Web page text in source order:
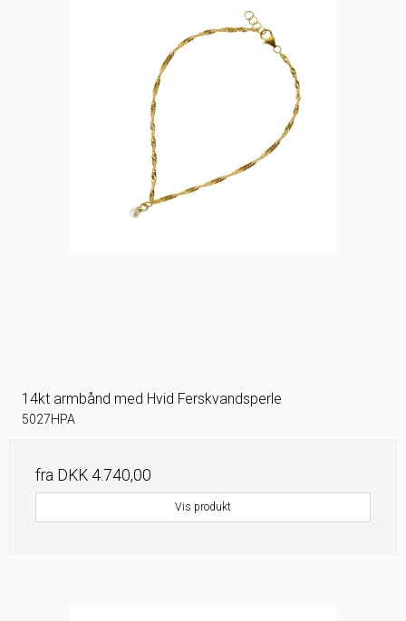
14kt armbånd med Hvid Ferskvandsperle
5027HPA
fra DKK 4.740,00
Vis produkt